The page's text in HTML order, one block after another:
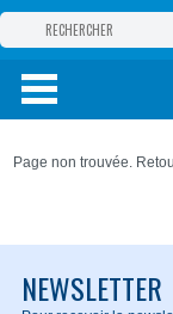
GROUPE
PRODUITS
Page non trouvée.
NEWSLETTER